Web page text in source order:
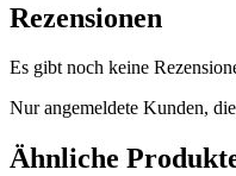
Rezensionen
Es gibt noch keine
Nur angemeldete Kunden,
Ähnliche